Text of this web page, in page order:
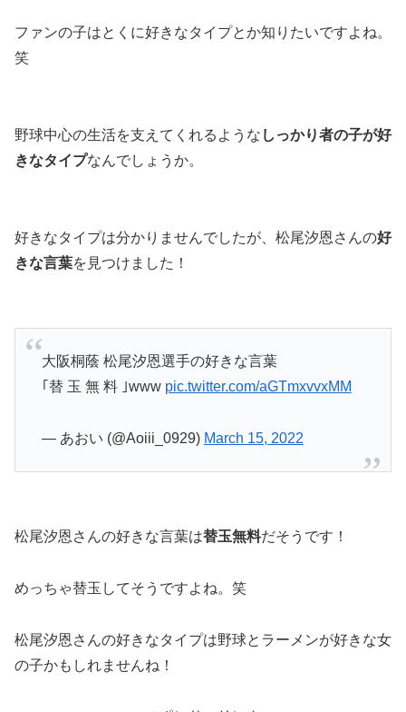
ファンの子はとくに好きなタイプとか知りたいですよね。
笑
野球中心の生活を支えてくれるような しっかり者の子が好
きなタイプなんでしょうか。
好きなタイプは分かりませんでしたが、松尾汐恩さんの好
きな言葉を見つけました！
大阪桐蔭 松尾汐恩選手の好きな言葉
｢替 玉 無 料 ｣www pic.twitter.com/aGTmxvvxMM
— あおい (@Aoiii_0929) March 15, 2022
松尾汐恩さんの好きな言葉は替玉無料だそうです！
めっちゃ替玉してそうですよね。笑
松尾汐恩さんの好きなタイプは野球とラーメンが好きな女
の子かもしれませんね！